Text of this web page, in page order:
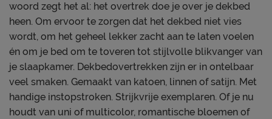
woord zegt het al: het overtrek doe je over je dekbed
heen. Om ervoor te zorgen dat het dekbed niet vies
wordt, om het geheel lekker zacht aan te laten voelen
én om je bed om te toveren tot stijlvolle blikvanger van
je slaapkamer. Dekbedovertrekken zijn er in ontelbaar
veel smaken. Gemaakt van katoen, linnen of satijn. Met
handige instopstroken. Strijkvrije exemplaren. Of je nu
houdt van uni of multicolor, romantische bloemen of